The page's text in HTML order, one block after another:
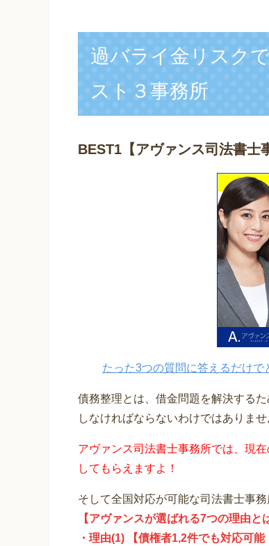
過バライ金リスク
スト３事務所
BEST1 【アヴァンス司法書士
たった3つの質問に答えるだけで
債務整理とは、借金問題を解決する
しなければならないわけではありませ
アヴァンス司法書士事務所では、現
してもらえますよ！
そして全国対応が可能な司法書士事務
【アヴァンスが選ばれる7つの理由と
・理由(1) 【債権者1,2件でも対応可能